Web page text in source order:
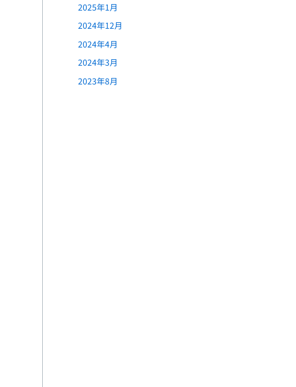
2025年1月
2024年12月
2024年4月
2024年3月
2023年8月